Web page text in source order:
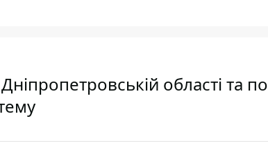
області та по